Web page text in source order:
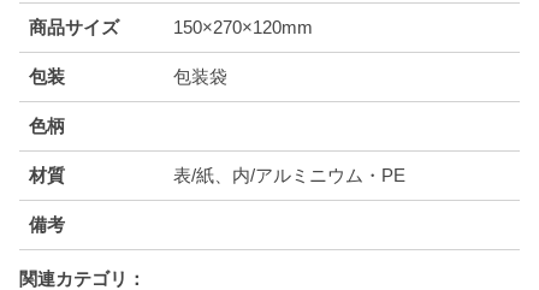
商品サイズ 150×270×120mm
包装 包装袋
色柄
材質 表/紙、内/アルミニウム・PE
備考
関連カテゴリ：